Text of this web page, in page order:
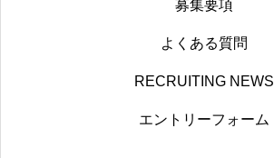
募集要項
よくある質問
RECRUITING NEWS
エントリーフォーム